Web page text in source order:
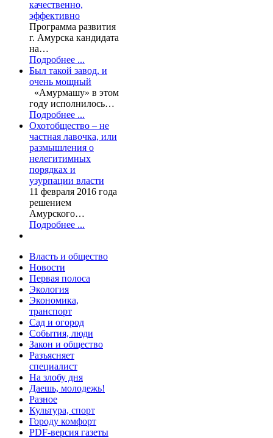
качественно,
эффективно
Программа развития
г. Амурска кандидата
на…
Подробнее ...
Был такой завод, и
очень мощный
«Амурмашу» в этом
году исполнилось…
Подробнее ...
Охотобщество – не
частная лавочка, или
размышления о
нелегитимных
порядках и
узурпации власти
11 февраля 2016 года
решением
Амурского…
Подробнее ...
Власть и общество
Новости
Первая полоса
Экология
Экономика,
транспорт
Сад и огород
События, люди
Закон и общество
Разъясняет
специалист
На злобу дня
Даешь, молодежь!
Разное
Культура, спорт
Городу комфорт
PDF-версия газеты